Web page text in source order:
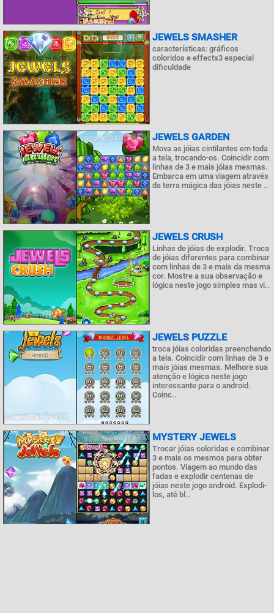
JEWELS SMASHER
características: gráficos
coloridos e effects3 especial
dificuldade
JEWELS GARDEN
Mova as jóias cintilantes em toda
a tela, trocando-os. Coincidir com
linhas de 3 e mais jóias mesmas.
Embarca em uma viagem através
da terra mágica das jóias neste ..
JEWELS CRUSH
Linhas de jóias de explodir. Troca
de jóias diferentes para combinar
com linhas de 3 e mais da mesma
cor. Mostre a sua observação e
lógica neste jogo simples mas vi..
JEWELS PUZZLE
troca jóias coloridas preenchendo
a tela. Coincidir com linhas de 3 e
mais jóias mesmas. Melhore sua
atenção e lógica neste jogo
interessante para o android.
Coinc..
MYSTERY JEWELS
Trocar jóias coloridas e combinar
3 e mais os mesmos para obter
pontos. Viagem ao mundo das
fadas e explodir centenas de
jóias neste jogo android. Explodi-
los, até bl..